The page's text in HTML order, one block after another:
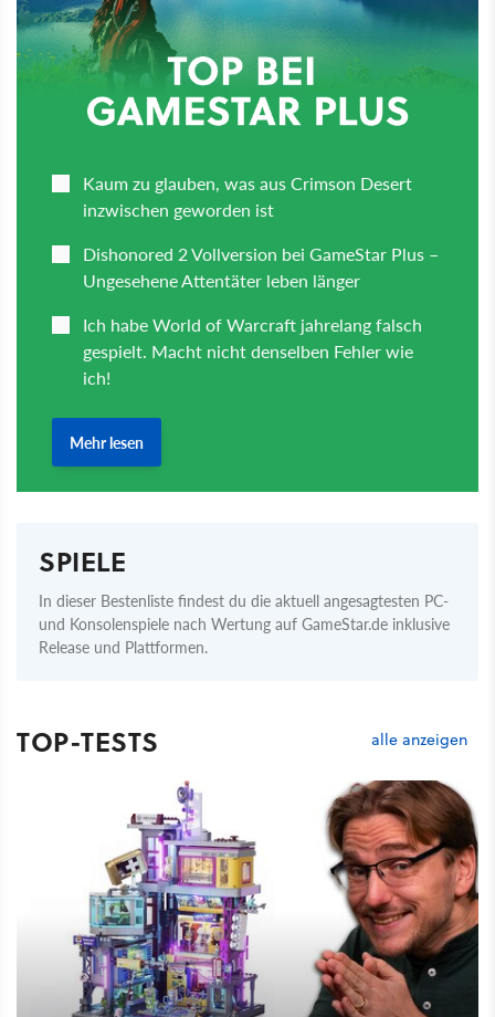
SPIELE
In dieser Bestenliste findest du die aktuell angesagtesten PC-
und Konsolenspiele nach Wertung auf GameStar.de inklusive
Release und Plattformen.
TOP-TESTS alle anzeigen